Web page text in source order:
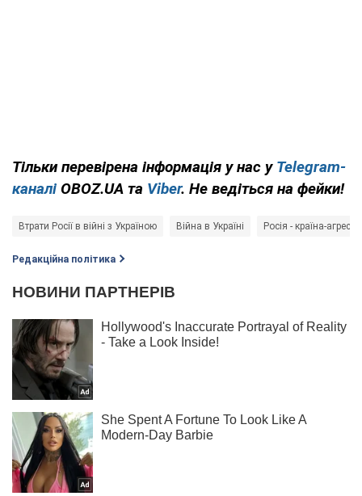
Тільки перевірена інформація у нас у Telegram-
каналі OBOZ.UA та Viber. Не ведіться на фейки!
Втрати Росії в війні з Україною Війна в Україні Росія - країна-агресор
Редакційна політика